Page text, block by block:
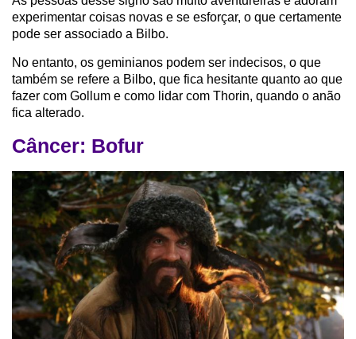
experimentar coisas novas e se esforçar, o que certamente
pode ser associado a Bilbo.
No entanto, os geminianos podem ser indecisos, o que
também se refere a Bilbo, que fica hesitante quanto ao que
fazer com Gollum e como lidar com Thorin, quando o anão
fica alterado.
Câncer: Bofur